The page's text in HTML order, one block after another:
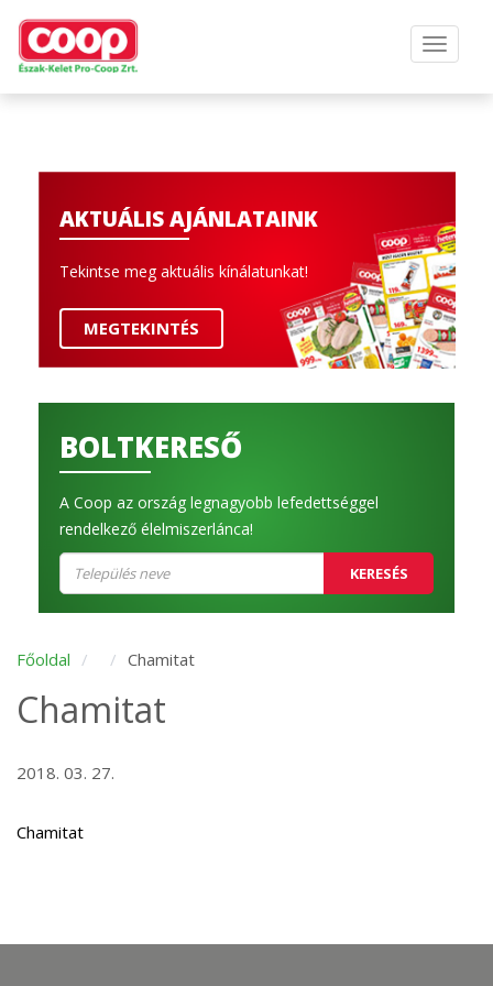
AKTUÁLIS AJÁNLATAINK
Tekintse meg aktuális kínálatunkat!
MEGTEKINTÉS
BOLTKERESŐ
A Coop az ország legnagyobb lefedettséggel
rendelkező élelmiszerlánca!
KERESÉS
Főoldal Chamitat
Chamitat
2018. 03. 27.
Chamitat